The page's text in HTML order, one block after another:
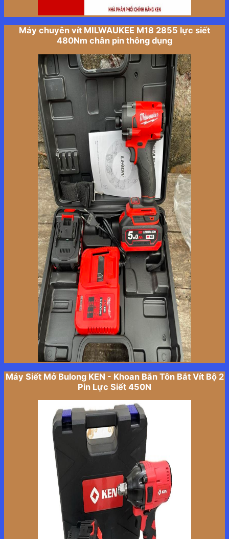
Máy chuyên vít MILWAUKEE M18 2855 lực siết
480Nm chân pin thông dụng
Máy Siết Mở Bulong KEN - Khoan Bắn Tôn Bắt Vít Bộ 2
Pin Lực Siết 450N